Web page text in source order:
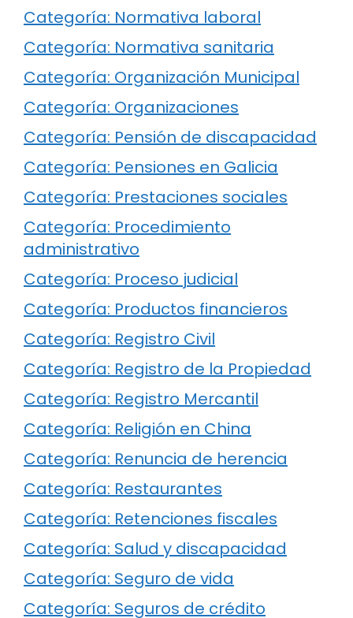
Categoría: Normativa laboral
Categoría: Normativa sanitaria
Categoría: Organización Municipal
Categoría: Organizaciones
Categoría: Pensión de discapacidad
Categoría: Pensiones en Galicia
Categoría: Prestaciones sociales
Categoría: Procedimiento
administrativo
Categoría: Proceso judicial
Categoría: Productos financieros
Categoría: Registro Civil
Categoría: Registro de la Propiedad
Categoría: Registro Mercantil
Categoría: Religión en China
Categoría: Renuncia de herencia
Categoría: Restaurantes
Categoría: Retenciones fiscales
Categoría: Salud y discapacidad
Categoría: Seguro de vida
Categoría: Seguros de crédito